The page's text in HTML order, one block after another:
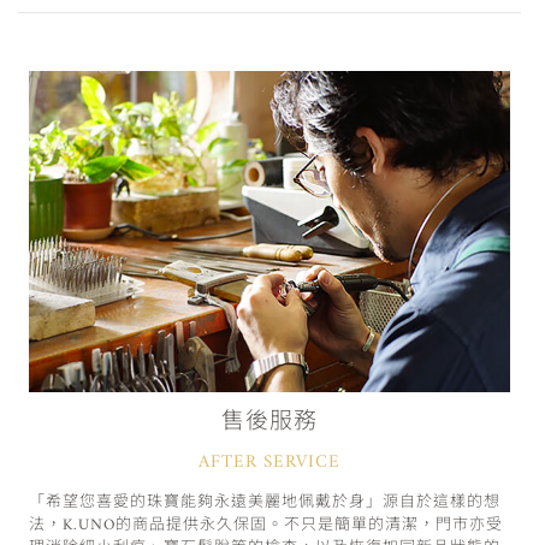
售後服務
AFTER SERVICE
「希望您喜愛的珠寶能夠永遠美麗地佩戴於身」源自於這樣的想
法，K.UNO的商品提供永久保固。不只是簡單的清潔，門市亦受